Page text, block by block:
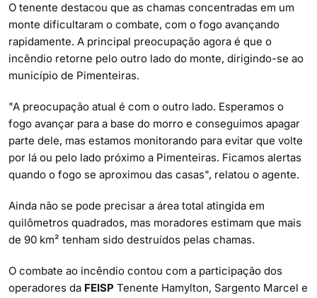
O tenente destacou que as chamas concentradas em um
monte dificultaram o combate, com o fogo avançando
rapidamente. A principal preocupação agora é que o
incêndio retorne pelo outro lado do monte, dirigindo-se ao
município de Pimenteiras.
"A preocupação atual é com o outro lado. Esperamos o
fogo avançar para a base do morro e conseguimos apagar
parte dele, mas estamos monitorando para evitar que volte
por lá ou pelo lado próximo a Pimenteiras. Ficamos alertas
quando o fogo se aproximou das casas", relatou o agente.
Ainda não se pode precisar a área total atingida em
quilômetros quadrados, mas moradores estimam que mais
de 90 km² tenham sido destruídos pelas chamas.
O combate ao incêndio contou com a participação dos
operadores da FEISP Tenente Hamylton, Sargento Marcel e